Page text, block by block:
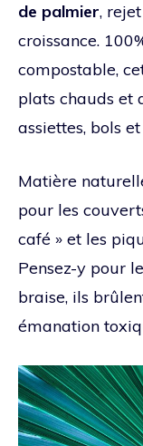
de palmier,
croissance.
compostable,
plats chauds et
assiettes, bols
Matière
pour les
café » et les
Pensez-y pour
braise, ils
émanation